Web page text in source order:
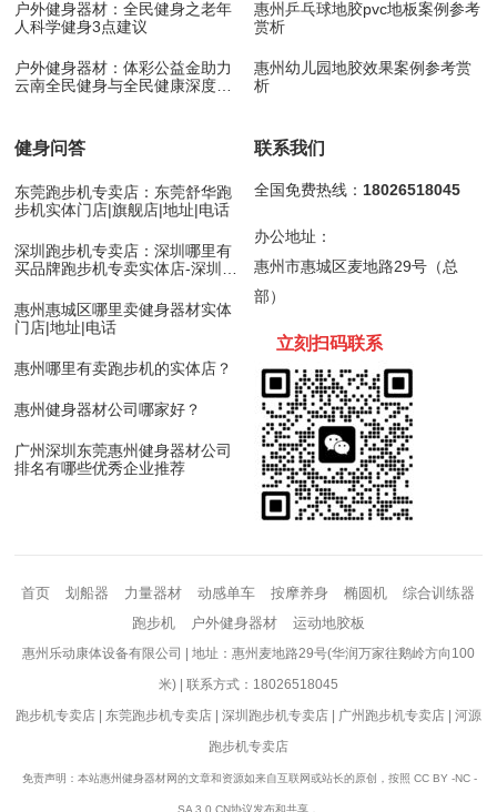
户外健身器材：全民健身之老年
人科学健身3点建议
户外健身器材：体彩公益金助力
云南全民健身与全民健康深度融
惠州乒乓球地胶pvc地板案例参考
赏析
惠州幼儿园地胶效果案例参考赏
析
健身问答
东莞跑步机专卖店：东莞舒华跑
步机实体门店|旗舰店|地址|电话
深圳跑步机专卖店：深圳哪里有
买品牌跑步机专卖实体店-深圳舒
惠州惠城区哪里卖健身器材实体
门店|地址|电话
惠州哪里有卖跑步机的实体店？
惠州健身器材公司哪家好？
广州深圳东莞惠州健身器材公司
排名有哪些优秀企业推荐
联系我们
全国免费热线： 18026518045
办公地址：
惠州市惠城区麦地路29号（总
部）
立刻扫码联系
首页 划船器 力量器材 动感单车 按摩养身 椭圆机
综合训练器
跑步机
户外健身器材 运动地胶板
惠州乐动康体设备有限公司 | 地址：惠州麦地路29号(华润万家往鹅岭方向100
米) | 联系方式：18026518045
跑步机专卖店| 东莞跑步机专卖店| 深圳跑步机专卖店| 广州跑步机专卖店| 河源
跑步机专卖店
免责声明：本站惠州健身器材网的文章和资源如来自互联网或站长的原创，按照 CC BY -NC -
SA 3.0 CN协议发布和共享，